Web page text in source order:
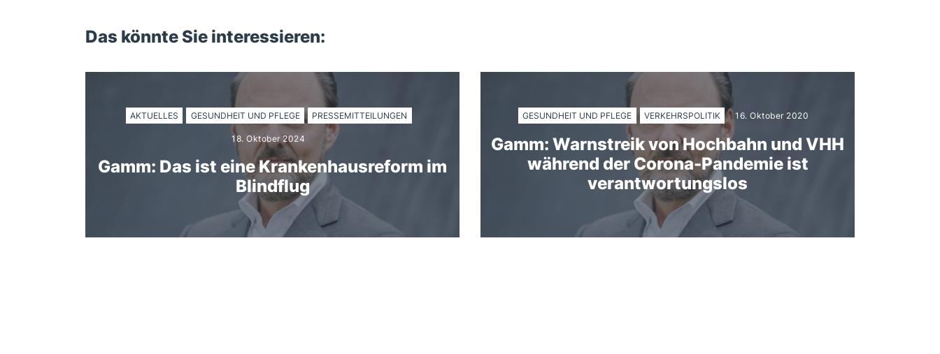
Das könnte Sie interessieren:
AKTUELLES GESUNDHEIT UND PFLEGE PRESSEMITTEILUNGEN
18. Oktober 2024
Gamm: Das ist eine Krankenhausreform im
Blindflug
GESUNDHEIT UND PFLEGE VERKEHRSPOLITIK 16. Oktober 2020
Gamm: Warnstreik von Hochbahn und VHH
während der Corona-Pandemie ist
verantwortungslos